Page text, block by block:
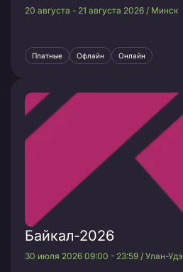
20 августа - 21 августа 2026 / Минск
Платные Офлайн Онлайн
Байкал-2026
30 июля 2026 09:00 - 23:59 / Улан-Удэ